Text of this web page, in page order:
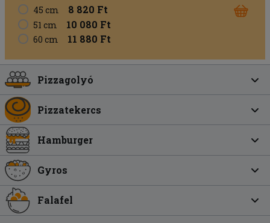
45 cm 8 820 Ft
51 cm 10 080 Ft
60 cm 11 880 Ft
Pizzagolyó
Pizzatekercs
Hamburger
Gyros
Falafel